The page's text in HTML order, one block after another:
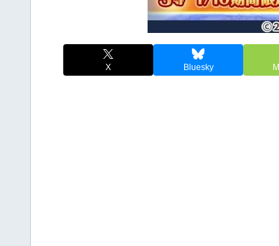
X Bluesky